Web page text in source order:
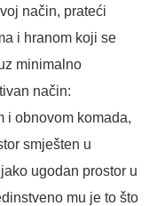
način, prateći
i hranom koji se
minimalno
način:
i obnovom komada,
smješten u
ugodan prostor u
mu je to što